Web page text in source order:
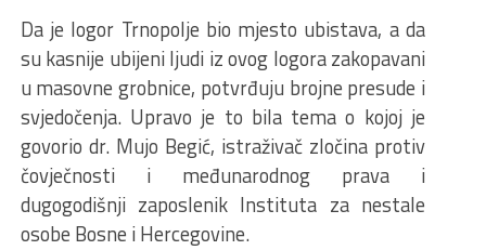
Da je logor Trnopolje bio mjesto ubistava, a da
su kasnije ubijeni ljudi iz ovog logora zakopavani
u masovne grobnice, potvrđuju brojne presude i
svjedočenja. Upravo je to bila tema o kojoj je
govorio dr. Mujo Begić, istraživač zločina protiv
čovječnosti i međunarodnog prava i
dugogodišnji zaposlenik Instituta za nestale
osobe Bosne i Hercegovine.